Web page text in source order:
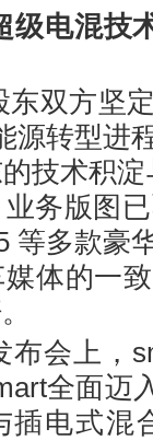
级电混技
方坚定
源转型进
技术积
务版图
等多款豪
体的一
上，
全面迈
插电式混